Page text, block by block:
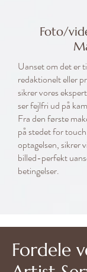
Foto/
Uanset om det er
redaktionelt eller
sikrer vores
ser fejlfri ud på
Fra den første
på stedet for
optagelsen, sikrer
billed-perfekt
betingelser.
Fordele